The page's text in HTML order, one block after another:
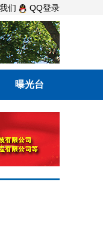
们 QQ登录
曝光台